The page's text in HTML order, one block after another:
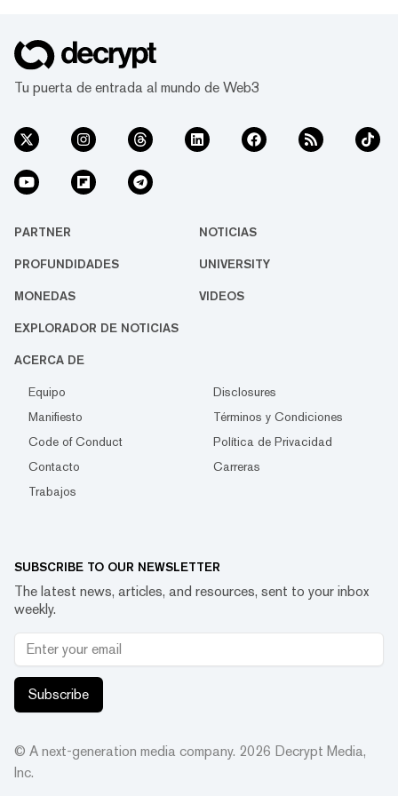
criptomonedas pueden estimular el
compromiso de los lectores. Lo vemos como...
Tu puerta de entrada al mundo de Web3
PARTNER NOTICIAS
PROFUNDIDADES UNIVERSITY
MONEDAS VIDEOS
EXPLORADOR DE NOTICIAS
ACERCA DE
Equipo
Disclosures
Manifiesto
Términos y Condiciones
Code of Conduct
Política de Privacidad
Contacto
Carreras
Trabajos
SUBSCRIBE TO OUR NEWSLETTER
The latest news, articles, and resources, sent to your inbox
weekly.
Subscribe
© A next-generation media company. 2026 Decrypt Media,
Inc.